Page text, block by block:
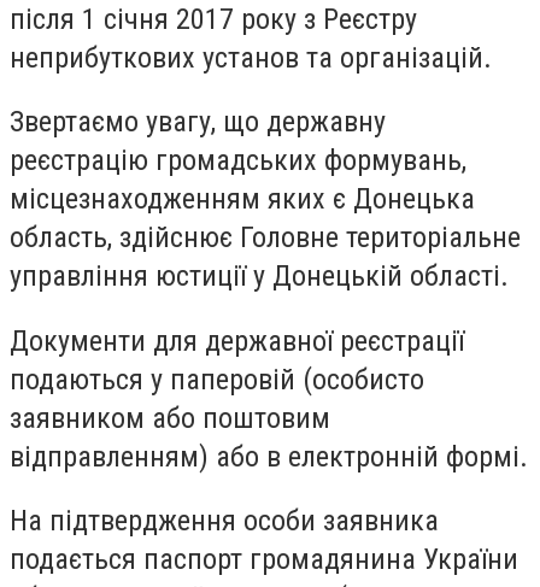
після 1 січня 2017 року з Реєстру
неприбуткових установ та організацій.
Звертаємо увагу, що державну
реєстрацію громадських формувань,
місцезнаходженням яких є Донецька
область, здійснює Головне територіальне
управління юстиції у Донецькій області.
Документи для державної реєстрації
подаються у паперовій (особисто
заявником або поштовим
відправленням) або в електронній формі.
На підтвердження особи заявника
подається паспорт громадянина України